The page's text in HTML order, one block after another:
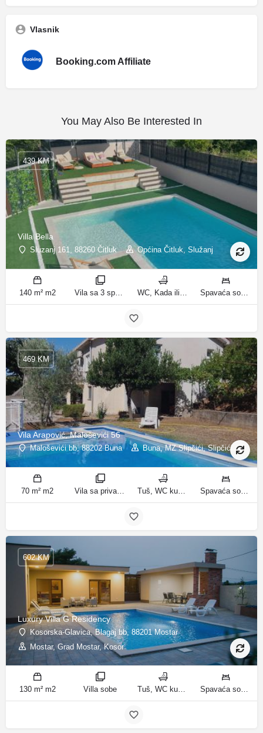
Vlasnik
Booking.com Affiliate
You May Also Be Interested In
Villa Bella
Sluzanj 161, 88260 Čitluk Općina Čitluk, Služanj
439 KM
140 m² m2 Vila sa 3 spavaće sobe sobe WC, Kada ili tuš kupatila Spavaća soba 1: 1 bračni krevet | Spavaća soba 2: 2 kreveta za jednu osobu | Spavaća soba 3: 2 kreveta za jednu osobu | Dnevni boravak: 1 kauč na razvlačenje ležaja
Vila Arapović, Maloševići 56
Maloševići bb, 88202 Buna Buna, MZ Slipčići, Slipčići
469 KM
70 m² m2 Vila sa privatnim bazenom sobe Tuš, WC kupatila Spavaća soba 1: 3 odvojena kreveta | Spavaća soba 2: 3 kreveta za jednu osobu | Dnevni boravak: 1 kauč na razvlačenje ležaja
Luxury Villa G Residency
Kosorska-Glavica, Blagaj bb, 88201 Mostar
Mostar, Grad Mostar, Kosor
602 KM
130 m² m2 Villa sobe Tuš, WC kupatila Spavaća soba 1: 1 bračni krevet | Spavaća soba 2: 2 kreveta za jednu osobu | Spavaća soba 3: 1 bračni krevet | Spavaća soba 4: 2 kreveta za jednu osobu | Dnevni boravak: 1 kauč na razvlačenje ležaja